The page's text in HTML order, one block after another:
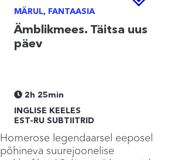
MÄRUL, FANTAASIA
Ämblikmees. Täitsa uus
päev
2h 25min
INGLISE KEELES
EST-RU SUBTIITRID
Homerose legendaarsel eeposel
põhineva suurejoonelise